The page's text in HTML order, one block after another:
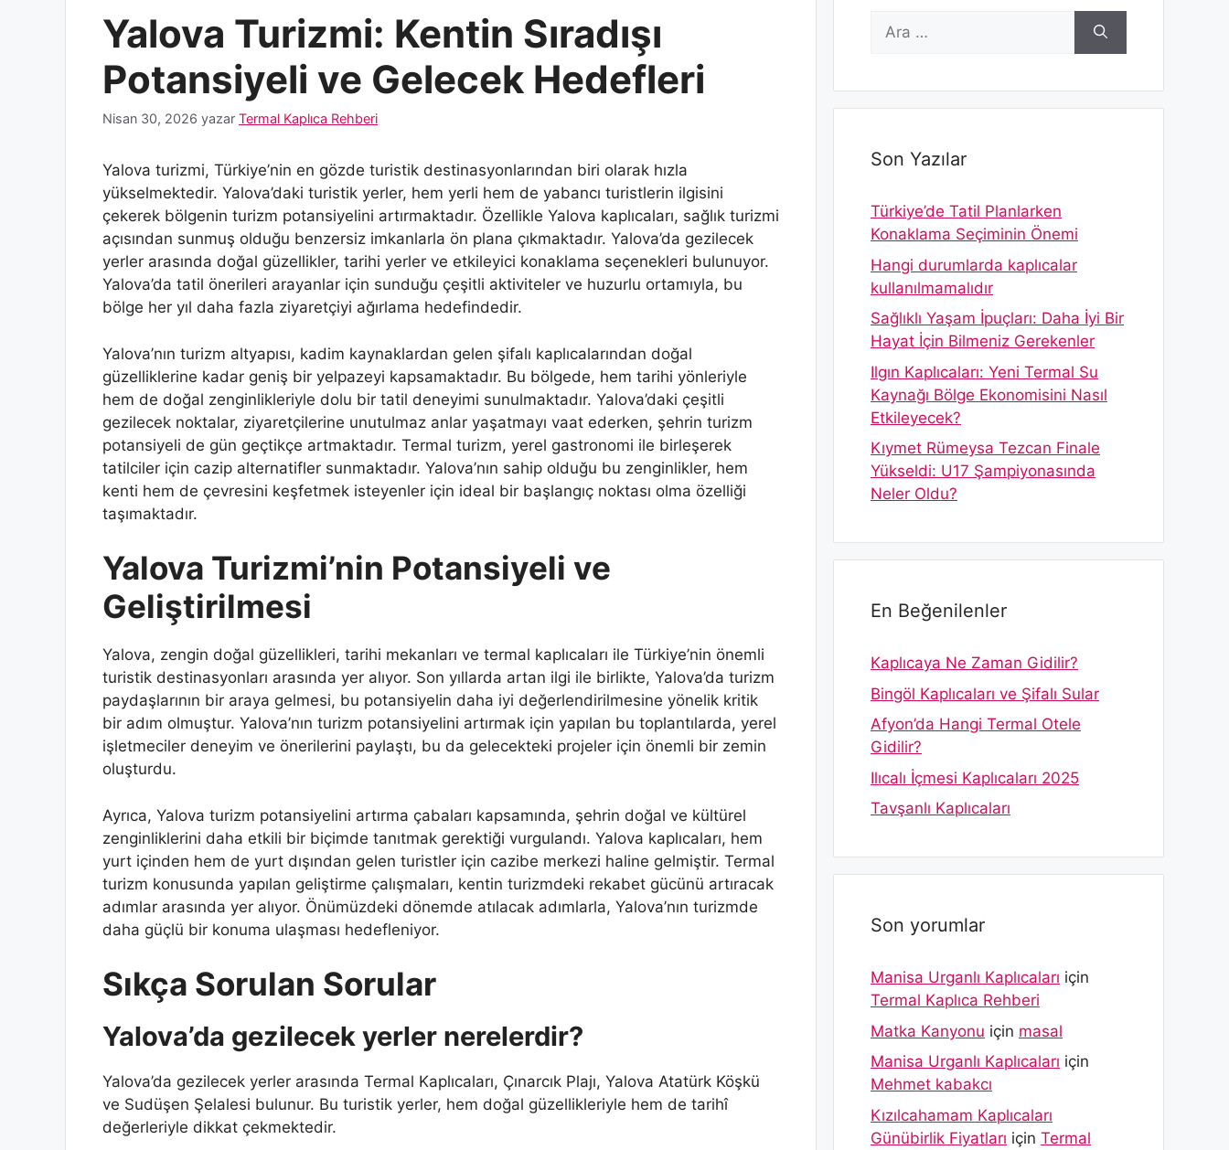
Yalova Turizmi: Kentin Sıradışı
Potansiyeli ve Gelecek Hedefleri
Nisan 30, 2026 yazar Termal Kaplıca Rehberi
Yalova turizmi, Türkiye’nin en gözde turistik destinasyonlarından biri olarak hızla
yükselmektedir. Yalova’daki turistik yerler, hem yerli hem de yabancı turistlerin ilgisini
çekerek bölgenin turizm potansiyelini artırmaktadır. Özellikle Yalova kaplıcaları, sağlık turizmi
açısından sunmuş olduğu benzersiz imkanlarla ön plana çıkmaktadır. Yalova’da gezilecek
yerler arasında doğal güzellikler, tarihi yerler ve etkileyici konaklama seçenekleri bulunuyor.
Yalova’da tatil önerileri arayanlar için sunduğu çeşitli aktiviteler ve huzurlu ortamıyla, bu
bölge her yıl daha fazla ziyaretçiyi ağırlama hedefindedir.
Yalova’nın turizm altyapısı, kadim kaynaklardan gelen şifalı kaplıcalarından doğal
güzelliklerine kadar geniş bir yelpazeyi kapsamaktadır. Bu bölgede, hem tarihi yönleriyle
hem de doğal zenginlikleriyle dolu bir tatil deneyimi sunulmaktadır. Yalova’daki çeşitli
gezilecek noktalar, ziyaretçilerine unutulmaz anlar yaşatmayı vaat ederken, şehrin turizm
potansiyeli de gün geçtikçe artmaktadır. Termal turizm, yerel gastronomi ile birleşerek
tatilciler için cazip alternatifler sunmaktadır. Yalova’nın sahip olduğu bu zenginlikler, hem
kenti hem de çevresini keşfetmek isteyenler için ideal bir başlangıç noktası olma özelliği
taşımaktadır.
Yalova Turizmi’nin Potansiyeli ve
Geliştirilmesi
Yalova, zengin doğal güzellikleri, tarihi mekanları ve termal kaplıcaları ile Türkiye’nin önemli
turistik destinasyonları arasında yer alıyor. Son yıllarda artan ilgi ile birlikte, Yalova’da turizm
paydaşlarının bir araya gelmesi, bu potansiyelin daha iyi değerlendirilmesine yönelik kritik
bir adım olmuştur. Yalova’nın turizm potansiyelini artırmak için yapılan bu toplantılarda, yerel
işletmeciler deneyim ve önerilerini paylaştı, bu da gelecekteki projeler için önemli bir zemin
oluşturdu.
Ayrıca, Yalova turizm potansiyelini artırma çabaları kapsamında, şehrin doğal ve kültürel
zenginliklerini daha etkili bir biçimde tanıtmak gerektiği vurgulandı. Yalova kaplıcaları, hem
yurt içinden hem de yurt dışından gelen turistler için cazibe merkezi haline gelmiştir. Termal
turizm konusunda yapılan geliştirme çalışmaları, kentin turizmdeki rekabet gücünü artıracak
adımlar arasında yer alıyor. Önümüzdeki dönemde atılacak adımlarla, Yalova’nın turizmde
daha güçlü bir konuma ulaşması hedefleniyor.
Sıkça Sorulan Sorular
Yalova’da gezilecek yerler nerelerdir?
Yalova’da gezilecek yerler arasında Termal Kaplıcaları, Çınarcık Plajı, Yalova Atatürk Köşkü
ve Sudüşen Şelalesi bulunur. Bu turistik yerler, hem doğal güzellikleriyle hem de tarihî
değerleriyle dikkat çekmektedir.
için
Son Yazılar
Türkiye’de Tatil Planlarken
Konaklama Seçiminin Önemi
Hangi durumlarda kaplıcalar
kullanılmamalıdır
Sağlıklı Yaşam İpuçları: Daha İyi Bir
Hayat İçin Bilmeniz Gerekenler
Ilgın Kaplıcaları: Yeni Termal Su
Kaynağı Bölge Ekonomisini Nasıl
Etkileyecek?
Kıymet Rümeysa Tezcan Finale
Yükseldi: U17 Şampiyonasında
Neler Oldu?
En Beğenilenler
Kaplıcaya Ne Zaman Gidilir?
Bingöl Kaplıcaları ve Şifalı Sular
Afyon’da Hangi Termal Otele
Gidilir?
Ilıcalı İçmesi Kaplıcaları 2025
Tavşanlı Kaplıcaları
Son yorumlar
Manisa Urganlı Kaplıcaları için
Termal Kaplıca Rehberi
Matka Kanyonu için masal
Manisa Urganlı Kaplıcaları için
Mehmet kabakcı
Kızılcahamam Kaplıcaları
Günübirlik Fiyatları için Termal